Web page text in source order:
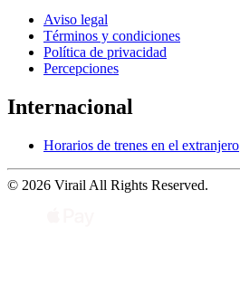
Aviso legal
Términos y condiciones
Política de privacidad
Percepciones
Internacional
Horarios de trenes en el extranjero
© 2026 Virail All Rights Reserved.